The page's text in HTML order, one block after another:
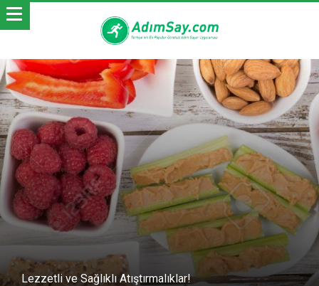
Lezzetli ve Sağlıklı Atıştırmalıklar!